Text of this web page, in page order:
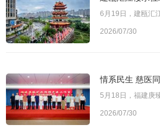
2026/07/30
2026/07/30